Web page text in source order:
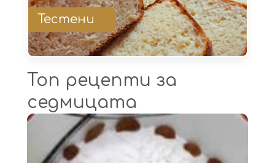
Тестени
Топ рецепти за
седмицата